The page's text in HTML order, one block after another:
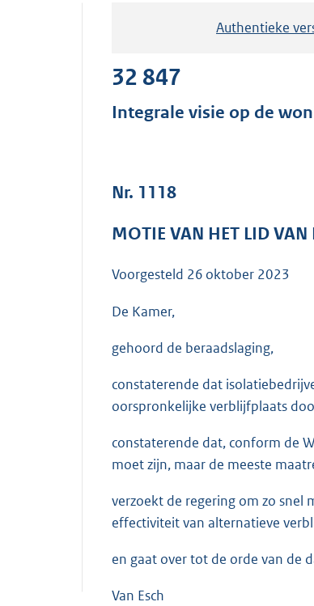
Authentieke
32 847
Integrale visie op de
Nr. 1118
MOTIE VAN HET LID VAN
Voorgesteld 26 oktober 2023
De Kamer,
gehoord de beraadslaging,
constaterende dat
oorspronkelijke verblijfplaats
constaterende dat, conform de
moet zijn, maar de meeste
verzoekt de regering om zo snel
effectiviteit van alternatieve
en gaat over tot de orde van de
Van Esch